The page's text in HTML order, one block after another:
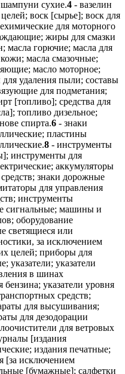
сухие.4 - вазелин
воск [сырье]; воск для
для моторного
жиры для смазки
масла горючие; масла для
масла смазочные;
масло моторное;
удаления пыли; составы
для подметания;
[топливо]; средства для
топливо дизельное;
спирта.6 - знаки
пластины
8 - инструменты
инструменты для
аккумуляторы
знаки дорожные
для управления
инструменты
сигнальные; машины и
оборудование
светящиеся или
за исключением
целей; приборы для
указатели; указатели
в шинах
бензина; указатели уровня
средств;
для высушивания;
для дезодорации
для ветровых
[издания
издания печатные;
[за исключением
[бумажные]; салфетки